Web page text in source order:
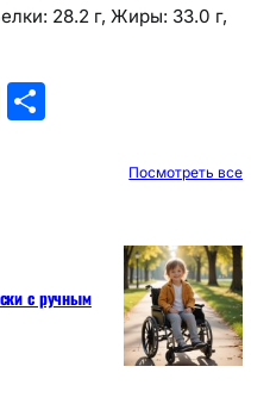
28.2 г, Жиры: 33.0 г,
О
в
Посмотреть все
с ручным